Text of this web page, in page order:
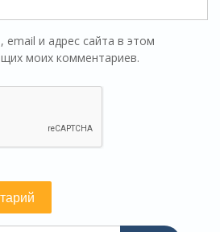
и адрес сайта в этом
моих комментариев.